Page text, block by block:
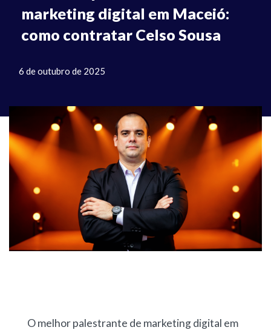
marketing digital em Maceió:
como contratar Celso Sousa
6 de outubro de 2025
O melhor palestrante de marketing digital em